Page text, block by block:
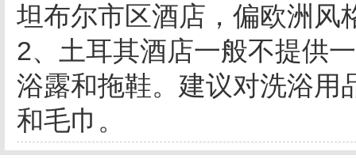
坦布尔市区酒店，偏欧洲风
2、土耳其酒店一般不提供
浴露和拖鞋。建议对洗浴用
和毛巾。